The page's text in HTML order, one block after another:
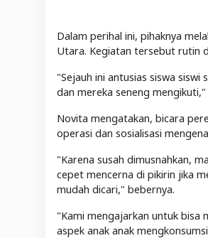
Dalam perihal ini, pihaknya
Utara. Kegiatan tersebut rutin
"Sejauh ini antusias siswa
dan mereka seneng mengikuti,"
Novita mengatakan, bicara
operasi dan sosialisasi
"Karena susah dimusnahkan,
cepet mencerna di pikirin jika
mudah dicari," bebernya.
"Kami mengajarkan untuk bisa
aspek anak anak